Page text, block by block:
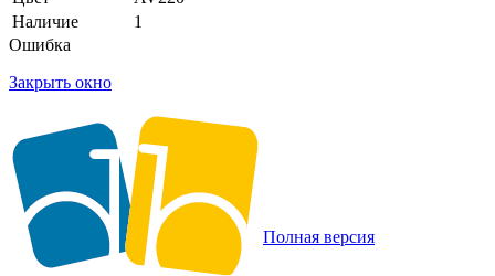
Наличие
1
Ошибка
Закрыть окно
Полная версия